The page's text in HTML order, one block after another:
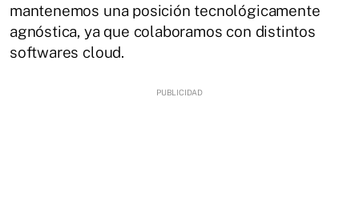
mantenemos una posición tecnológicamente
agnóstica, ya que colaboramos con distintos
softwares cloud.